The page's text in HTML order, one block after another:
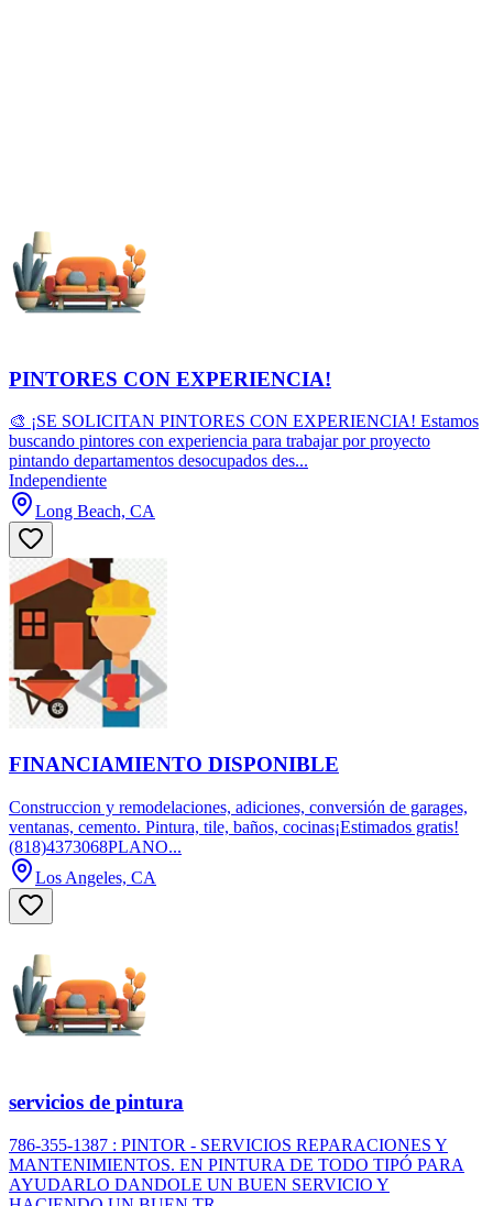
PINTORES CON EXPERIENCIA!
🎨 ¡SE SOLICITAN PINTORES CON EXPERIENCIA! Estamos
buscando pintores con experiencia para trabajar por proyecto
pintando departamentos desocupados des...
Independiente
Long Beach, CA
FINANCIAMIENTO DISPONIBLE
Construccion y remodelaciones, adiciones, conversión de garages,
ventanas, cemento. Pintura, tile, baños, cocinas¡Estimados gratis!
(818)4373068PLANO...
Los Angeles, CA
servicios de pintura
786-355-1387 : PINTOR - SERVICIOS REPARACIONES Y
MANTENIMIENTOS. EN PINTURA DE TODO TIPÓ PARA
AYUDARLO DANDOLE UN BUEN SERVICIO Y